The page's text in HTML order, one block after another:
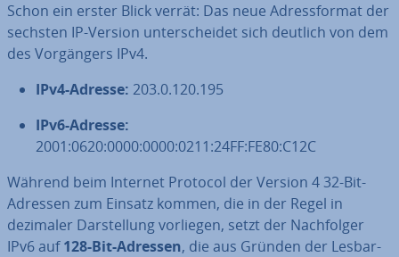
Schon ein erster Blick verrät: Das neue Adress­for­mat der
sechsten IP-Version un­ter­schei­det sich deutlich von dem
des Vor­gän­gers IPv4.
IPv4-Adresse: 203.0.120.195
IPv6-Adresse:
2001:0620:0000:0000:0211:24FF:FE80:C12C
Während beim Internet Protocol der Version 4 32-Bit-
Adressen zum Einsatz kommen, die in der Regel in
dezimaler Dar­stel­lung vorliegen, setzt der Nach­fol­ger
IPv6 auf128-Bit-Adressen, die aus Gründen der Les­bar­